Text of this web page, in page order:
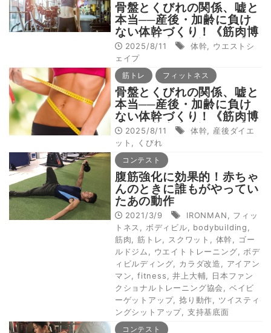
骨盤とくびれの関係、嘘と
本当──産後・加齢に負け
ない体幹づくり！《筋肉博
士・石井先生解説版》【後
編】
2025/8/11 体幹
ウエストシ
ェイプ
筋トレ フィットネス
骨盤とくびれの関係、嘘と
本当──産後・加齢に負け
ない体幹づくり！《筋肉博
士・石井先生解説版》【前
編】
2025/8/11 体幹
産後ダイエ
ット
くびれ
コンテスト
腹筋強化に効果的！赤ちゃ
んのときに誰もがやってい
たあの動作
2021/3/9 IRONMAN
フィッ
トネス
ボディビル bodybuilding
筋肉
筋トレ スクワット 体幹
ゴー
ルドジム
ウエイトトレーニング
ボデ
ィビルディング
カラダ改造
アイアン
マン
fitness ,井上大輔
日本ファン
クショナルトレーニング協会
ベイビ
ーゲットアップ, 捻り動作
ツイスティ
ングシットアップ
支持基底面
コンテスト